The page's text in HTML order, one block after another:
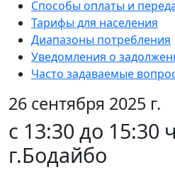
Способы оплаты и
Тарифы для населения
Диапазоны потребления
Уведомления о
Часто задаваемые
26 сентября 2025 г.
с 13:30 до 15:30
г.Бодайбо